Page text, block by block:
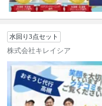
水回り3点セット
株式会社キレイシア